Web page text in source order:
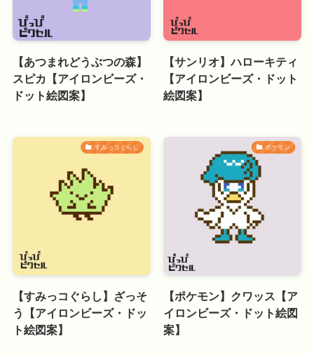
【あつまれどうぶつの森】
スピカ【アイロンビーズ・
ドット絵図案】
【サンリオ】ハローキティ
【アイロンビーズ・ドット
絵図案】
すみっコぐらし
【すみっコぐらし】ざっそ
う【アイロンビーズ・ドッ
ト絵図案】
ポケモン
【ポケモン】クワッス【ア
イロンビーズ・ドット絵図
案】